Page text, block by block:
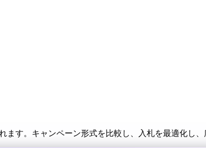
す。キャンペーン形式を比較し、入札を最適化し、